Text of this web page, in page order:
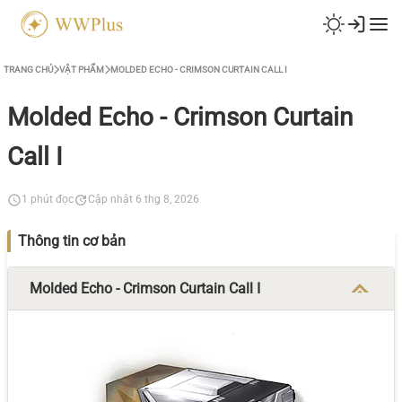
TRANG CHỦ VẬT PHẨM MOLDED ECHO - CRIMSON CURTAIN CALL I
Molded Echo - Crimson Curtain
Call I
1 phút đọc Cập nhật 6 thg 8, 2026
Thông tin cơ bản
Molded Echo - Crimson Curtain Call I